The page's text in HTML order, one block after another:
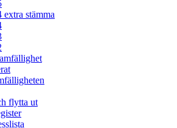
extra stämma
flytta ut